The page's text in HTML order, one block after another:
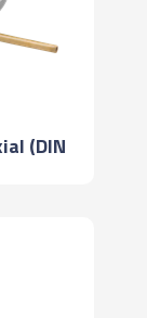
(DIN